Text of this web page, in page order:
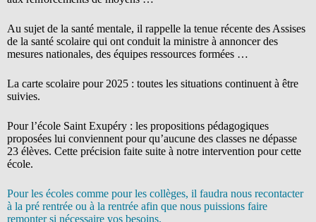
Au sujet de la santé mentale, il rappelle la tenue récente des Assises
de la santé scolaire qui ont conduit la ministre à annoncer des
mesures nationales, des équipes ressources formées …
La carte scolaire pour 2025 : toutes les situations continuent à être
suivies.
Pour l’école Saint Exupéry : les propositions pédagogiques
proposées lui conviennent pour qu’aucune des classes ne dépasse
23 élèves. Cette précision faite suite à notre intervention pour cette
école.
Pour les écoles comme pour les collèges, il faudra nous recontacter
à la pré rentrée ou à la rentrée afin que nous puissions faire
remonter si nécessaire vos besoins.